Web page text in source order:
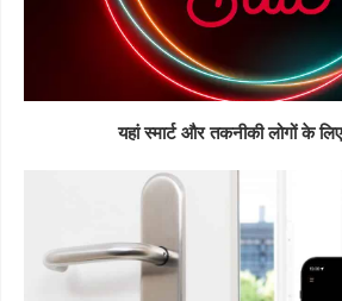
यहां स्मार्ट और तकनीकी लोगों के